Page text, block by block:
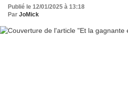
Publié le 12/01/2025 à 13:18
Par JoMick